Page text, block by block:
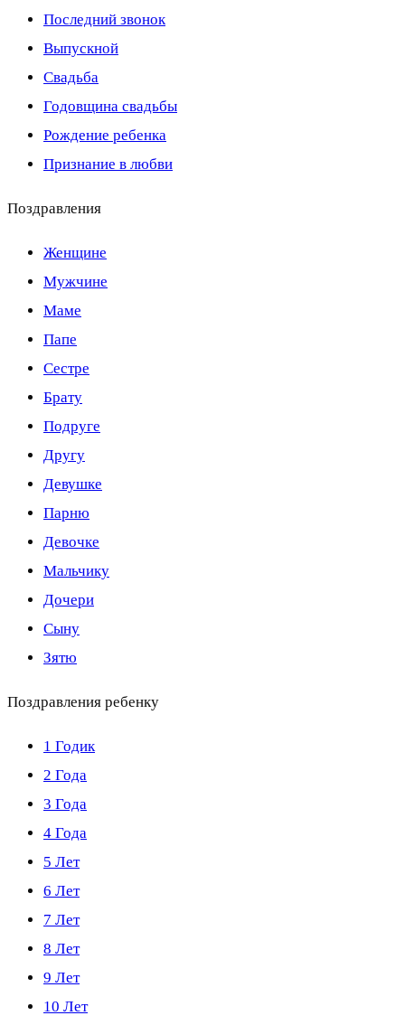
Последний звонок
Выпускной
Свадьба
Годовщина свадьбы
Рождение ребенка
Признание в любви
Поздравления
Женщине
Мужчине
Маме
Папе
Сестре
Брату
Подруге
Другу
Девушке
Парню
Девочке
Мальчику
Дочери
Сыну
Зятю
Поздравления ребенку
1 Годик
2 Года
3 Года
4 Года
5 Лет
6 Лет
7 Лет
8 Лет
9 Лет
10 Лет